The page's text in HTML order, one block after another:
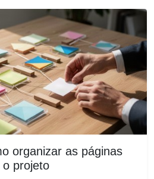
organizar as páginas
projeto